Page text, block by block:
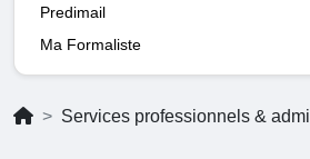
Predimail
Ma Formaliste
Services professionnels &